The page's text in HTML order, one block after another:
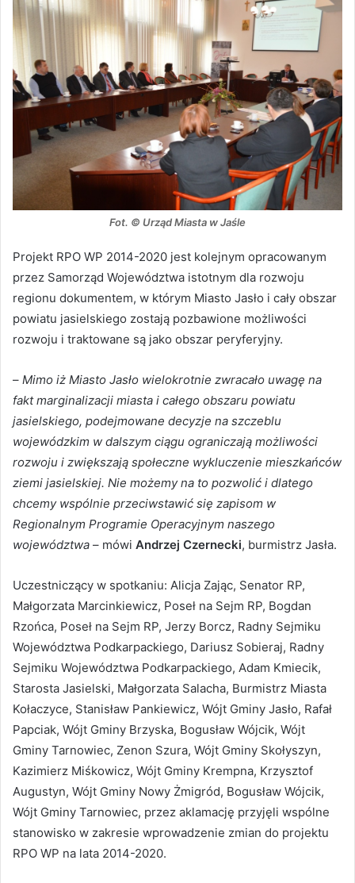
Fot. © Urząd Miasta w Jaśle
Projekt RPO WP 2014-2020 jest kolejnym opracowanym
przez Samorząd Województwa istotnym dla rozwoju
regionu dokumentem, w którym Miasto Jasło i cały obszar
powiatu jasielskiego zostają pozbawione możliwości
rozwoju i traktowane są jako obszar peryferyjny.
– Mimo iż Miasto Jasło wielokrotnie zwracało uwagę na
fakt marginalizacji miasta i całego obszaru powiatu
jasielskiego, podejmowane decyzje na szczeblu
wojewódzkim w dalszym ciągu ograniczają możliwości
rozwoju i zwiększają społeczne wykluczenie mieszkańców
ziemi jasielskiej. Nie możemy na to pozwolić i dlatego
chcemy wspólnie przeciwstawić się zapisom w
Regionalnym Programie Operacyjnym naszego
województwa – mówi Andrzej Czernecki, burmistrz Jasła.
Uczestniczący w spotkaniu: Alicja Zając, Senator RP,
Małgorzata Marcinkiewicz, Poseł na Sejm RP, Bogdan
Rzońca, Poseł na Sejm RP, Jerzy Borcz, Radny Sejmiku
Województwa Podkarpackiego, Dariusz Sobieraj, Radny
Sejmiku Województwa Podkarpackiego, Adam Kmiecik,
Starosta Jasielski, Małgorzata Salacha, Burmistrz Miasta
Kołaczyce, Stanisław Pankiewicz, Wójt Gminy Jasło, Rafał
Papciak, Wójt Gminy Brzyska, Bogusław Wójcik, Wójt
Gminy Tarnowiec, Zenon Szura, Wójt Gminy Skołyszyn,
Kazimierz Miśkowicz, Wójt Gminy Krempna, Krzysztof
Augustyn, Wójt Gminy Nowy Żmigród, Bogusław Wójcik,
Wójt Gminy Tarnowiec, przez aklamację przyjęli wspólne
stanowisko w zakresie wprowadzenie zmian do projektu
RPO WP na lata 2014-2020.